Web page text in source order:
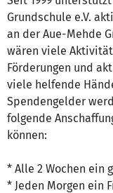
Grundschule e.V.
an der Aue-Mehde
wären viele
Förderungen und
viele helfende
Spendengelder
folgende
können:
* Alle 2 Wochen ein
* Jeden Morgen ein